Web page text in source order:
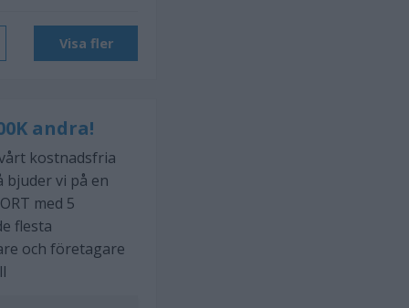
Visa fler
andra!
kostnadsfria
bjuder vi på en
med 5
flesta
och företagare